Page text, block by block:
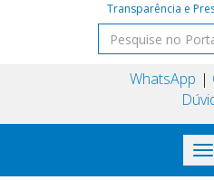
Transparência e
WhatsApp